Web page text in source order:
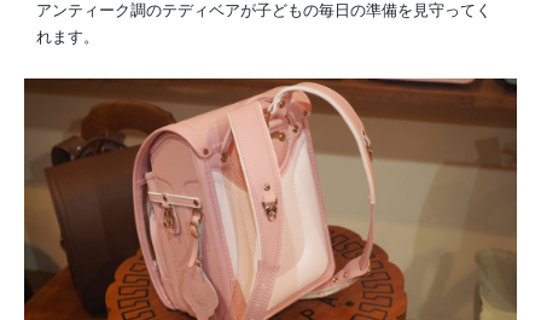
アンティーク調のテディベアが子どもの毎日の準備を見守ってく
れます。